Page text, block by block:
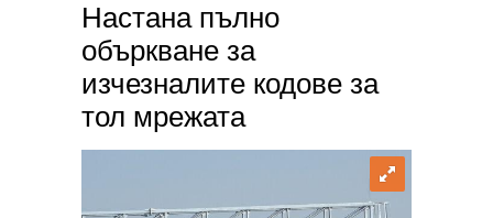
Настана пълно
объркване за
изчезналите кодове за
тол мрежата